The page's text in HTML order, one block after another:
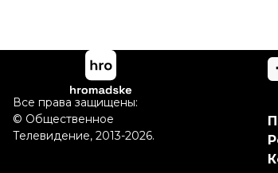
Все права защищены:
© Общественное
Телевидение, 2013-2026.